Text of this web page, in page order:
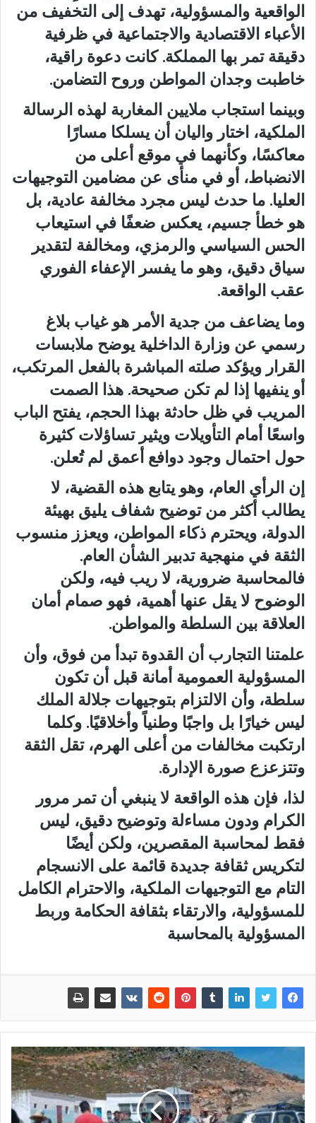
الواقعية والمسؤولية، تهدف إلى التخفيف من
الأعباء الاقتصادية والاجتماعية في ظرفية
دقيقة تمر بها المملكة. كانت دعوة راقية،
خاطبت وجدان المواطن وروح التضامن.
وبينما استجاب ملايين المغاربة لهذه الرسالة
الملكية، اختار واليان أن يسلكا مسارًا
معاكسًا، وكأنهما في موقع أعلى من
الانضباط، أو في منأى عن مضامين التوجيهات
العليا. ما حدث ليس مجرد مخالفة عادية، بل
هو خطأ جسيم، يعكس ضعفًا في استيعاب
الحس السياسي والرمزي، ومخالفة لتقدير
سياق دقيق، وهو ما يفسر الإعفاء الفوري
عقب الواقعة.
وما يضاعف من جدية الأمر هو غياب بلاغ
رسمي عن وزارة الداخلية يوضح ملابسات
القرار ويؤكد صلته المباشرة بالفعل المرتكب،
أو ينفيها إذا لم تكن صحيحة. هذا الصمت
المريب في ظل حادثة بهذا الحجم، يفتح الباب
واسعًا أمام التأويلات ويثير تساؤلات كثيرة
حول احتمال وجود دوافع أعمق لم تُعلن.
إن الرأي العام، وهو يتابع هذه القضية، لا
يطالب أكثر من توضيح شفاف يليق بهيئة
الدولة، ويحترم ذكاء المواطن، ويعزز منسوب
الثقة في منهجية تدبير الشأن العام.
فالمحاسبة ضرورية، لا ريب فيه، ولكن
الوضوح لا يقل عنها أهمية، فهو صمام أمان
العلاقة بين السلطة والمواطن.
علمتنا التجارب أن القدوة تبدأ من فوق، وأن
المسؤولية العمومية أمانة قبل أن تكون
سلطة، وأن الالتزام بتوجيهات جلالة الملك
ليس خيارًا بل واجبًا وطنياً وأخلاقيًا. وكلما
ارتكبت مخالفات من أعلى الهرم، تقل الثقة
وتتزعزع صورة الإدارة.
لذا، فإن هذه الواقعة لا ينبغي أن تمر مرور
الكرام ودون مساءلة وتوضيح دقيق، ليس
فقط لمحاسبة المقصرين، ولكن أيضًا
لتكريس ثقافة جديدة قائمة على الانسجام
التام مع التوجيهات الملكية، والاحترام الكامل
للمسؤولية، والارتقاء بثقافة الحكامة وربط
المسؤولية بالمحاسبة